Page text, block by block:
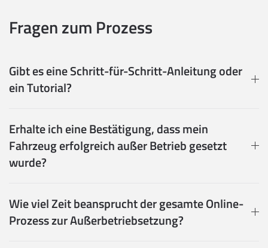
Fragen zum Prozess
Gibt es eine Schritt-für-Schritt-Anleitung oder
ein Tutorial?
Erhalte ich eine Bestätigung, dass mein
Fahrzeug erfolgreich außer Betrieb gesetzt
wurde?
Wie viel Zeit beansprucht der gesamte Online-
Prozess zur Außerbetriebsetzung?